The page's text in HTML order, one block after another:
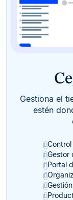
Gestiona el
estén
Gestor
Portal